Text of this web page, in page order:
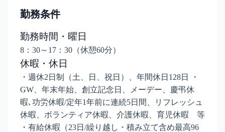
勤務条件
勤務時間・曜日
8：30～17：30（休憩60分）
休暇・休日
・週休2日制（土、日、祝日）、年間休日128日 ・
GW、年末年始、創立記念日、メーデー、慶弔休
暇､功労休暇/定年1年前に連続5日間、リフレッシュ
休暇、ボランティア休暇、介護休暇、育児休暇 等
・有給休暇（23日/繰り越し・積み立て含め最高96